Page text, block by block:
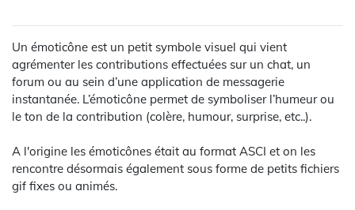
Un émoticône est un petit symbole visuel qui vient
agrémenter les contributions effectuées sur un chat, un
forum ou au sein d’une application de messagerie
instantanée. L’émoticône permet de symboliser l’humeur ou
le ton de la contribution (colère, humour, surprise, etc..).
A l'origine les émoticônes était au format ASCI et on les
rencontre désormais également sous forme de petits fichiers
gif fixes ou animés.